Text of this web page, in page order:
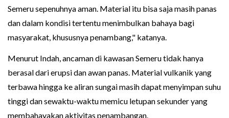
Semeru sepenuhnya aman. Material itu bisa saja masih panas
dan dalam kondisi tertentu menimbulkan bahaya bagi
masyarakat, khususnya penambang," katanya.
Menurut Indah, ancaman di kawasan Semeru tidak hanya
berasal dari erupsi dan awan panas. Material vulkanik yang
terbawa hingga ke aliran sungai masih dapat menyimpan suhu
tinggi dan sewaktu-waktu memicu letupan sekunder yang
membahayakan aktivitas penambangan.